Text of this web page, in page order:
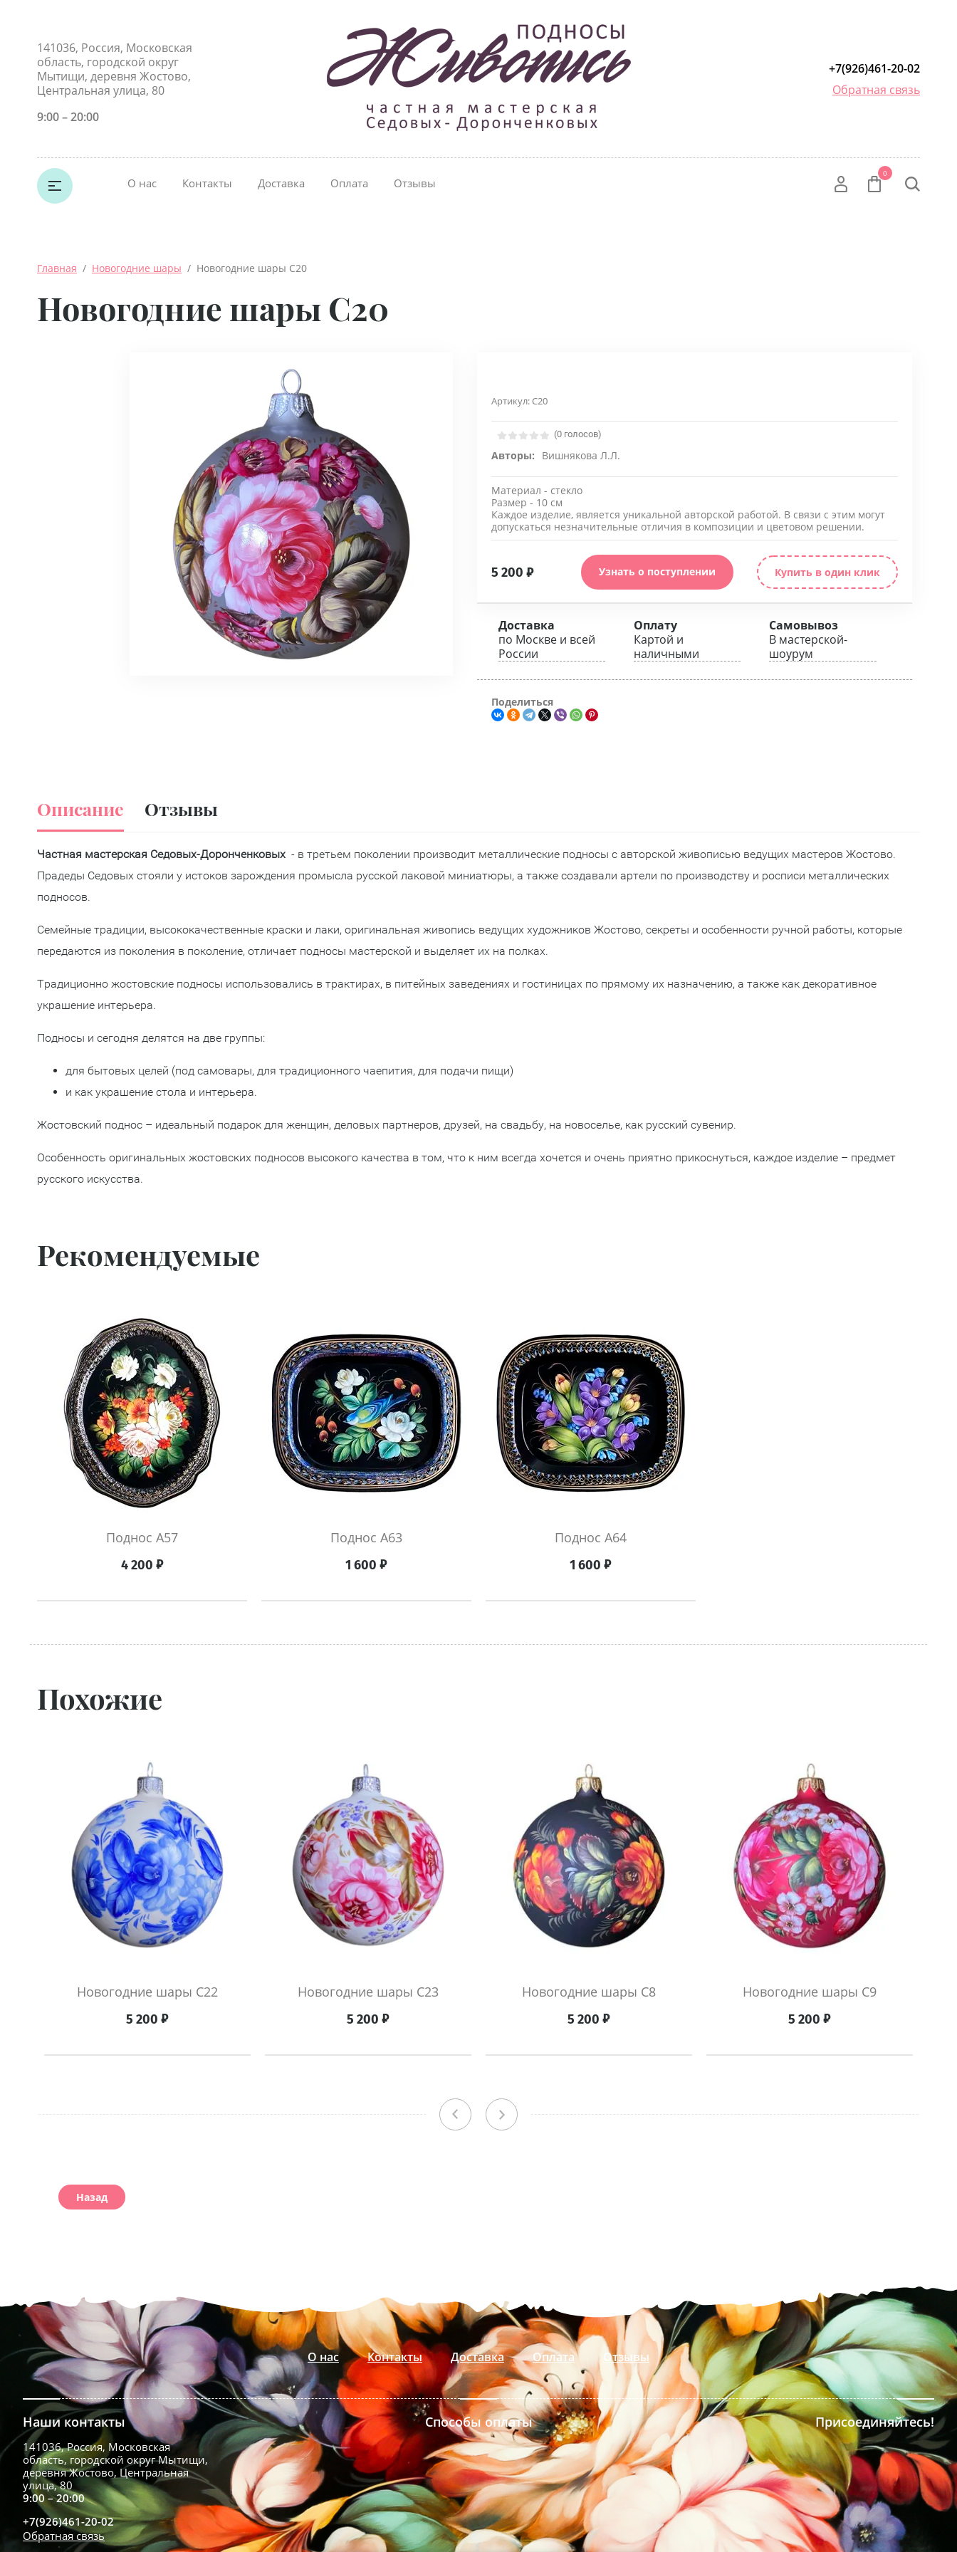
141036, Россия, Московская
область, городской округ
Мытищи, деревня Жостово,
Центральная улица, 80
9:00 – 20:00
+7(926)461-20-02
Обратная связь
О нас Контакты Доставка Оплата Отзывы
0
Главная
  /
Новогодние шары
  /  Новогодние шары С20
Новогодние шары С20
Артикул:С20
(0 голосов)
Авторы: Вишнякова Л.Л.
Материал - стекло
Размер - 10 см
Каждое изделие, является уникальной авторской работой. В связи с этим могут
допускаться незначительные отличия в композиции и цветовом решении.
5 200 ₽ Узнать о поступлении Купить в один клик
Доставка
по Москве и всей
России
Оплату
Картой и
наличными
Самовывоз
В мастерской-
шоурум
Поделиться
Описание Отзывы
Частная мастерская Седовых-Доронченковых - в третьем поколении производит металлические подносы с авторской живописью ведущих мастеров Жостово.
Прадеды Седовых стояли у истоков зарождения промысла русской лаковой миниатюры, а также создавали артели по производству и росписи металлических
подносов.
Семейные традиции, высококачественные краски и лаки, оригинальная живопись ведущих художников Жостово, секреты и особенности ручной работы, которые
передаются из поколения в поколение, отличает подносы мастерской и выделяет их на полках.
Традиционно жостовские подносы использовались в трактирах, в питейных заведениях и гостиницах по прямому их назначению, а также как декоративное
украшение интерьера.
Подносы и сегодня делятся на две группы:
для бытовых целей (под самовары, для традиционного чаепития, для подачи пищи)
и как украшение стола и интерьера.
Жостовский поднос – идеальный подарок для женщин, деловых партнеров, друзей, на свадьбу, на новоселье, как русский сувенир.
Особенность оригинальных жостовских подносов высокого качества в том, что к ним всегда хочется и очень приятно прикоснуться, каждое изделие – предмет
русского искусства.
Рекомендуемые
Поднос А57
4 200 ₽
Поднос А63
1 600 ₽
Поднос А64
1 600 ₽
Похожие
Новогодние шары С22
5 200 ₽
Новогодние шары С23
5 200 ₽
Новогодние шары С8
5 200 ₽
Новогодние шары С9
5 200 ₽
Назад
О нас Контакты Доставка Оплата Отзывы
Наши контакты
141036, Россия, Московская
область, городской округ Мытищи,
деревня Жостово, Центральная
улица, 80
9:00 – 20:00
+7(926)461-20-02
Обратная связь
Способы оплаты Присоединяйтесь!